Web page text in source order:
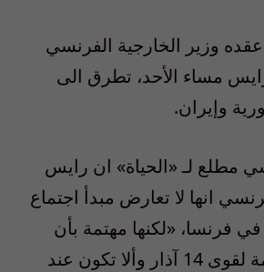
عقده وزير الخارجية الفرنسي
مساء الأحد، تطرق الى
وإيران.
مطلع لـ «الحياة» ان رايس
انها لا تعارض مبدأ اجتماع
في فرنسا، «لكنها مهتمة بأن
تكون فرنسا داعمة لقوى 14 آذار وألا تكون عند